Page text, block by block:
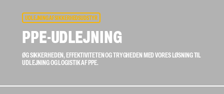
UDLEJNING AF SIKKERHEDSUDSTYR
PPE-UDLEJNING
ØG SIKKERHEDEN, EFFEKTIVITETEN OG TRYGHEDEN MED VORES LØSNING TIL
UDLEJNING OG LOGISTIK AF PPE.